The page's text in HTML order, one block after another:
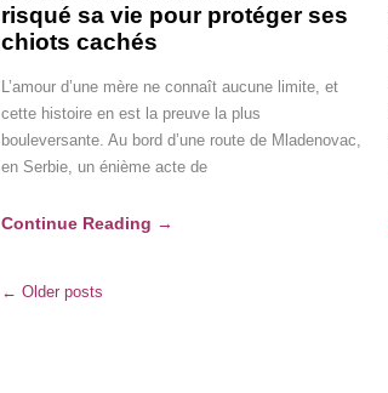
risqué sa vie pour protéger ses
chiots cachés
L’amour d’une mère ne connaît aucune limite, et
cette histoire en est la preuve la plus
bouleversante. Au bord d’une route de Mladenovac,
en Serbie, un énième acte de
Continue Reading →
← Older posts